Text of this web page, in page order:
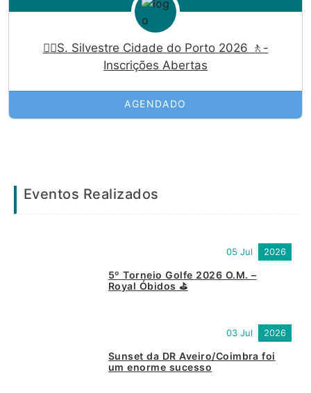
🏃‍♀️S. Silvestre Cidade do Porto 2026 🚶-
Inscrições Abertas
AGENDADO
Eventos Realizados
5º Torneio Golfe 2026 O.M. –
Royal Óbidos ⛳
05 Jul 2026
Sunset da DR Aveiro/Coimbra foi
um enorme sucesso
03 Jul 2026